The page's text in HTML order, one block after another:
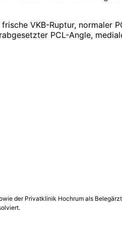
VKB-Ruptur, normaler
PCL-Angle,
der Privatklinik Hochrum als